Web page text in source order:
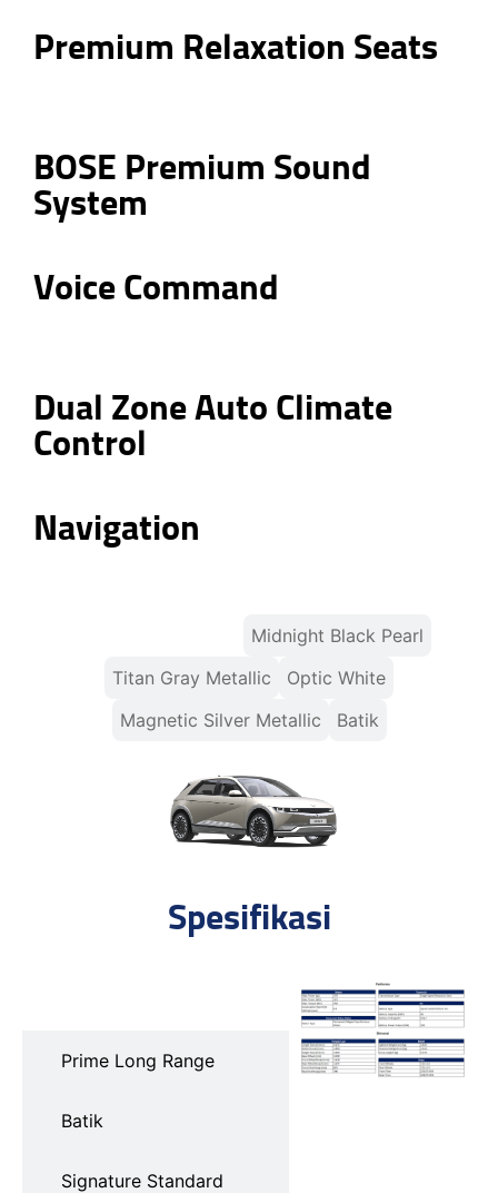
Premium Relaxation Seats
BOSE Premium Sound
System
Voice Command
Dual Zone Auto Climate
Control
Navigation
Midnight Black Pearl
Titan Gray Metallic
Optic White
Magnetic Silver Metallic
Batik
Spesifikasi
Prime Long Range
Batik
Signature Standard